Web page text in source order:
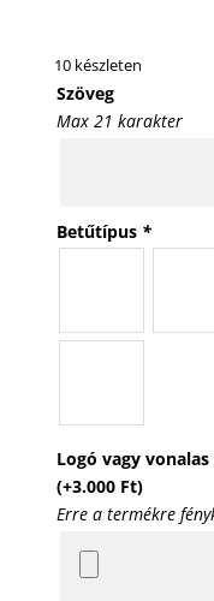
10 készleten
Szöveg
Max 21 karakter
Betűtípus *
Logó vagy
(+3.000 Ft)
Erre a termékre